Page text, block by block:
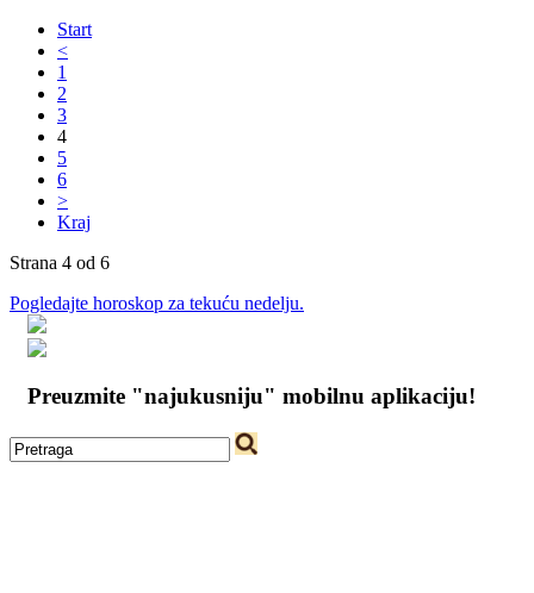
Start
<
1
2
3
4
5
6
>
Kraj
Strana 4 od 6
Pogledajte horoskop za tekuću nedelju.
Preuzmite "najukusniju" mobilnu aplikaciju!